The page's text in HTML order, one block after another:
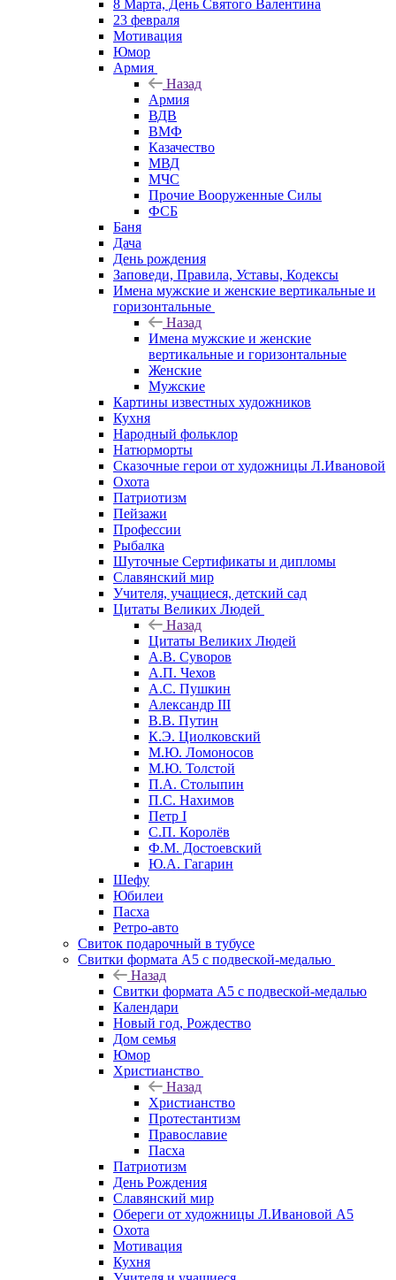
8 Марта, День Святого Валентина
23 февраля
Мотивация
Юмор
Армия
Назад
Армия
ВДВ
ВМФ
Казачество
МВД
МЧС
Прочие Вооруженные Силы
ФСБ
Баня
Дача
День рождения
Заповеди, Правила, Уставы, Кодексы
Имена мужские и женские вертикальные и
горизонтальные
Назад
Имена мужские и женские
вертикальные и горизонтальные
Женские
Мужские
Картины известных художников
Кухня
Народный фольклор
Натюрморты
Сказочные герои от художницы Л.Ивановой
Охота
Патриотизм
Пейзажи
Профессии
Рыбалка
Шуточные Сертификаты и дипломы
Славянский мир
Учителя, учащиеся, детский сад
Цитаты Великих Людей
Назад
Цитаты Великих Людей
А.В. Суворов
А.П. Чехов
А.С. Пушкин
Александр III
В.В. Путин
К.Э. Циолковский
М.Ю. Ломоносов
М.Ю. Толстой
П.А. Столыпин
П.С. Нахимов
Петр I
С.П. Королёв
Ф.М. Достоевский
Ю.А. Гагарин
Шефу
Юбилеи
Пасха
Ретро-авто
Свиток подарочный в тубусе
Свитки формата А5 с подвеской-медалью
Назад
Свитки формата А5 с подвеской-медалью
Календари
Новый год, Рождество
Дом семья
Юмор
Христианство
Назад
Христианство
Протестантизм
Православие
Пасха
Патриотизм
День Рождения
Славянский мир
Обереги от художницы Л.Ивановой А5
Охота
Мотивация
Кухня